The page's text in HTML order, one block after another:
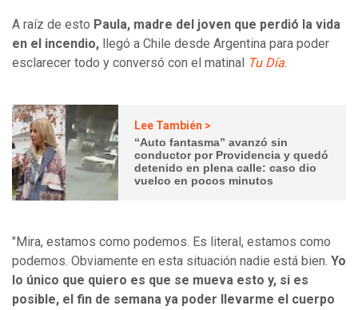
A raíz de esto Paula, madre del joven que perdió la vida
en el incendio, llegó a Chile desde Argentina para poder
esclarecer todo y conversó con el matinal Tu Día.
Lee También >
“Auto fantasma” avanzó sin
conductor por Providencia y quedó
detenido en plena calle: caso dio
vuelco en pocos minutos
"Mira, estamos como podemos. Es literal, estamos como
podemos. Obviamente en esta situación nadie está bien. Yo
lo único que quiero es que se mueva esto y, si es
posible, el fin de semana ya poder llevarme el cuerpo